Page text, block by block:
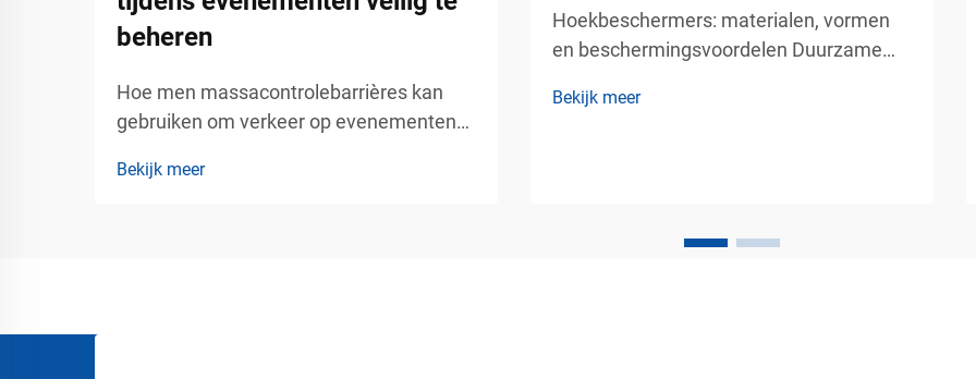
beheren
Hoe men massacontrolebarrières kan
gebruiken om verkeer op evenementen
groepen mensen tijdens concerten,
Bekijk meer
Hoekbeschermers: materialen, vormen
en beschermingsvoordelen Duurzame
commerciële veiligheidsomgevingen In
Bekijk meer